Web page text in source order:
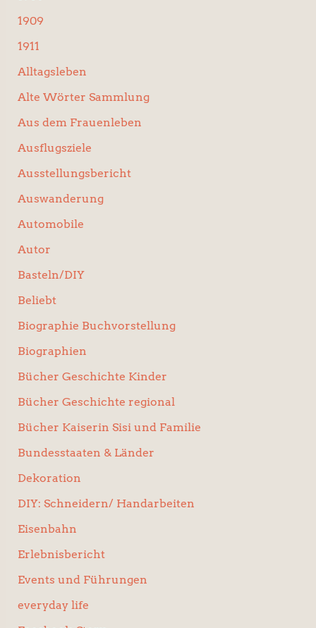
1909
1911
Alltagsleben
Alte Wörter Sammlung
Aus dem Frauenleben
Ausflugsziele
Ausstellungsbericht
Auswanderung
Automobile
Autor
Basteln/DIY
Beliebt
Biographie Buchvorstellung
Biographien
Bücher Geschichte Kinder
Bücher Geschichte regional
Bücher Kaiserin Sisi und Familie
Bundesstaaten & Länder
Dekoration
DIY: Schneidern/ Handarbeiten
Eisenbahn
Erlebnisbericht
Events und Führungen
everyday life